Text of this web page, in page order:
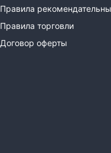
Правила
Правила торговли
Договор оферты